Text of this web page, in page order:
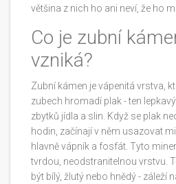
většina z nich ho ani neví, že ho
Co je zubní
vzniká?
Zubní kámen je vápenitá vrstva,
zubech hromadí plak - ten
zbytků jídla a slin. Když se plak
hodin, začínají v něm usazovat
hlavně vápník a fosfát. Tyto
tvrdou, neodstranitelnou vrstvu.
být bílý, žlutý nebo hnědý - záleží